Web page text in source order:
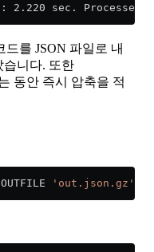
2.220 sec.
드를 JSON 파일로 내
습니다. 또한
동안 즉시 압축을 적
OUTFILE 'out.json.gz'